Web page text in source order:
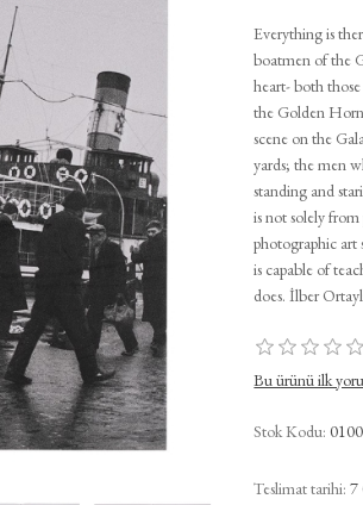
Everything is
boatmen of the
heart- both
the Golden
scene on the
yards; the men
standing and
is not solely
photographic art
is capable of
does. İlber
Bu ürünü ilk
Stok Kodu:
Teslimat tarihi: 7